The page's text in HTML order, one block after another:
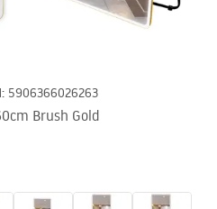
: 5906366026263
Brush Gold